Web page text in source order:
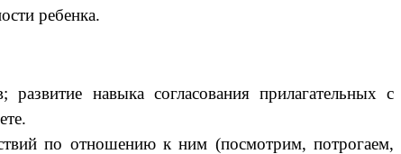
ребенка.
навыка согласования прилагательных с
по отношению к ним (посмотрим, потрогаем,